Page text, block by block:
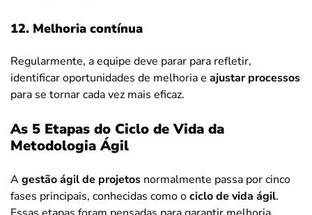
12. Melhoria contínua
Regularmente, a equipe deve parar para refletir,
identificar oportunidades de melhoria e ajustar processos
para se tornar cada vez mais eficaz.
As 5 Etapas do Ciclo de Vida da
Metodologia Ágil
Agestão ágil de projetos normalmente passa por cinco
fases principais, conhecidas como ociclo de vida ágil.